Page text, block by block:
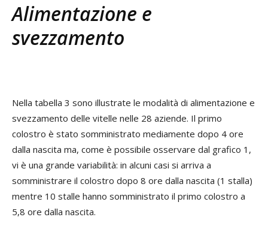
Alimentazione e
svezzamento
Nella tabella 3 sono illustrate le modalità di alimentazione e
svezzamento delle vitelle nelle 28 aziende. Il primo
colostro è stato somministrato mediamente dopo 4 ore
dalla nascita ma, come è possibile osservare dal grafico 1,
vi è una grande variabilità: in alcuni casi si arriva a
somministrare il colostro dopo 8 ore dalla nascita (1 stalla)
mentre 10 stalle hanno somministrato il primo colostro a
5,8 ore dalla nascita.